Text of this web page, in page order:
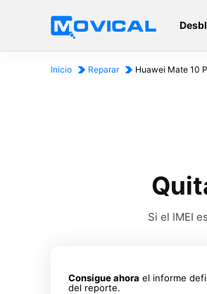
Inicio Reparar Huawei Mate 10
Si el IMEI
Consigue ahora el informe
del reporte.